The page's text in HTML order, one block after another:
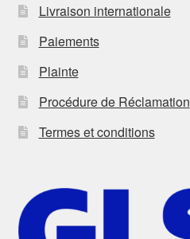
Livraison internationale
Paiements
Plainte
Procédure de Réclamation
Termes et conditions